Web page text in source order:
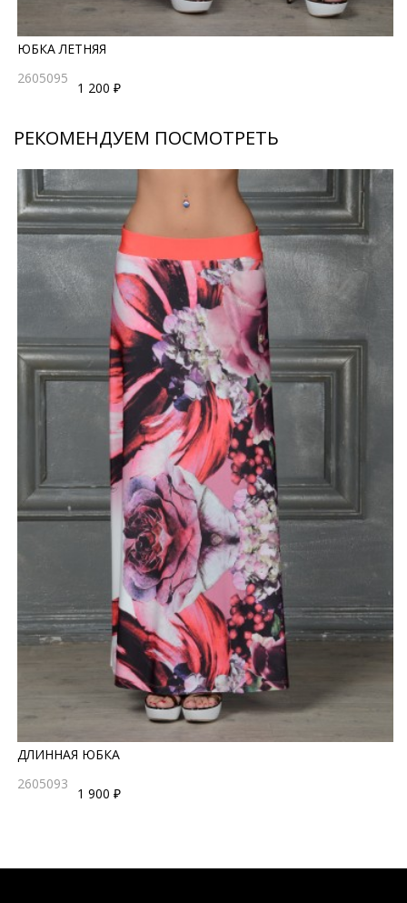
ЮБКА ЛЕТНЯЯ
2605095
1 200 ₽
РЕКОМЕНДУЕМ ПОСМОТРЕТЬ
ДЛИННАЯ ЮБКА
2605093
1 900 ₽